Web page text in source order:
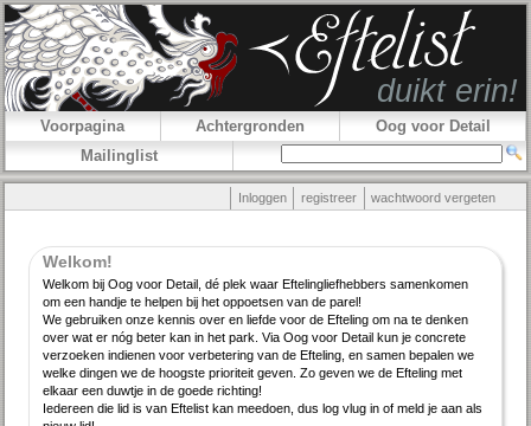
Voorpagina Achtergronden
Oog voor Detail
Mailinglist
Inloggen registreer wachtwoord vergeten
Welkom!
Welkom bij Oog voor Detail, dé plek waar Efteling­lief­hebbers samenkomen
om een handje te helpen bij het oppoetsen van de parel!
We gebruiken onze kennis over en liefde voor de Efteling om na te denken
over wat er nóg beter kan in het park. Via Oog voor Detail kun je concrete
verzoeken indienen voor verbe­tering van de Efteling, en samen bepalen we
welke dingen we de hoogste priori­teit geven. Zo geven we de Efteling met
elkaar een duwtje in de goede richting!
Iedereen die lid is van Eftelist kan meedoen, dus log vlug in of meld je aan als